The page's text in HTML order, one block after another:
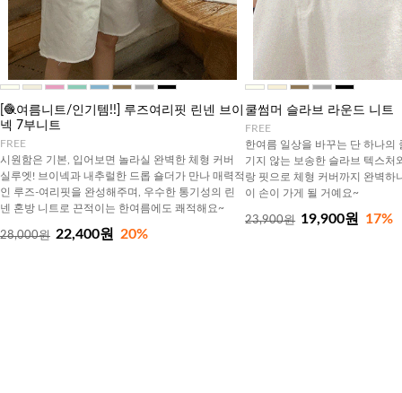
[🧶여름니트/인기템!!] 루즈여리핏 린넨 브이
넥 7부니트
FREE
시원함은 기본, 입어보면 놀라실 완벽한 체형 커버
실루엣! 브이넥과 내추럴한 드롭 숄더가 만나 매력적
인 루즈-여리핏을 완성해주며, 우수한 통기성의 린
넨 혼방 니트로 끈적이는 한여름에도 쾌적해요~
28,000원 22,400원 20%
쿨썸머 슬라브 라운드 니트
FREE
한여름 일상을 바꾸는 단 하나의
기지 않는 보송한 슬라브 텍스처
랑 핏으로 체형 커버까지 완벽하
이 손이 가게 될 거예요~
23,900원 19,900원 17%